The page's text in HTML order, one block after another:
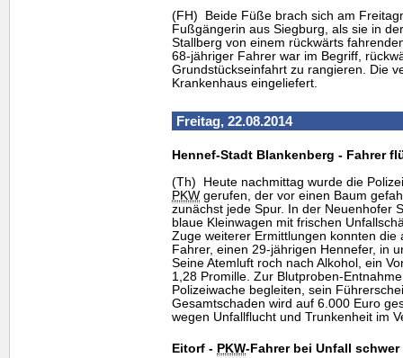
(FH) Beide Füße brach sich am
Fußgängerin aus Siegburg, als sie in
Stallberg von einem rückwärts
68-jähriger Fahrer war im Begriff,
Grundstückseinfahrt zu rangieren. Die
Krankenhaus eingeliefert.
Freitag, 22.08.2014
Hennef-Stadt Blankenberg - Fahrer
(Th) Heute nachmittag wurde die
PKW gerufen, der vor einen Baum
zunächst jede Spur. In der Neuenhofer
blaue Kleinwagen mit frischen
Zuge weiterer Ermittlungen konnten die
Fahrer, einen 29-jährigen Hennefer, in
Seine Atemluft roch nach Alkohol, ein
1,28 Promille. Zur Blutproben-
Polizeiwache begleiten, sein
Gesamtschaden wird auf 6.000 Euro
wegen Unfallflucht und Trunkenheit im
Eitorf - PKW-Fahrer bei Unfall schwer